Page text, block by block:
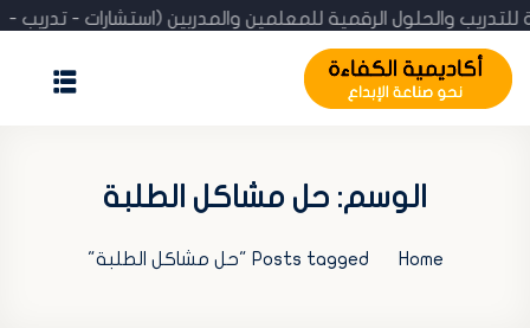
للتدريب والحلول الرقمية للمعلمين والمدربين (استشارات -
المدونة الوسم: حل مشاكل الطلبة
Home Posts tagged "حل مشاكل الطلبة"